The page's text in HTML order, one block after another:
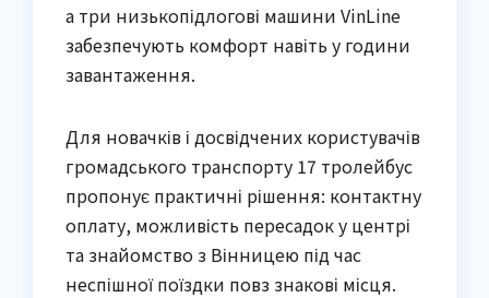
а три низькопідлогові машини VinLine
забезпечують комфорт навіть у години
завантаження.
Для новачків і досвідчених користувачів
громадського транспорту 17 тролейбус
пропонує практичні рішення: контактну
оплату, можливість пересадок у центрі
та знайомство з Вінницею під час
неспішної поїздки повз знакові місця.